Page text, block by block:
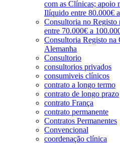
com as Clínicas; apoio
Ilíquido entre 80.000€
Consultoria no
entre 70.000€ a
Consultoria Registo na
Alemanha
Consultorio
consultorios privados
consumiveis clínicos
contrato a longo termo
contrato de longo prazo
contrato França
contrato permanente
Contratos Permanentes
Convencional
coordenação clínica